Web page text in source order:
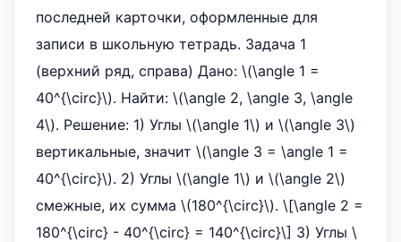
последней карточки, оформленные для
записи в школьную тетрадь. Задача 1
(верхний ряд, справа) Дано: \(\angle 1 =
40^{\circ}\). Найти: \(\angle 2, \angle 3, \angle
4\). Решение: 1) Углы \(\angle 1\) и \(\angle 3\)
вертикальные, значит \(\angle 3 = \angle 1 =
40^{\circ}\). 2) Углы \(\angle 1\) и \(\angle 2\)
смежные, их сумма \(180^{\circ}\). \[\angle 2 =
180^{\circ} - 40^{\circ} = 140^{\circ}\] 3) Углы \